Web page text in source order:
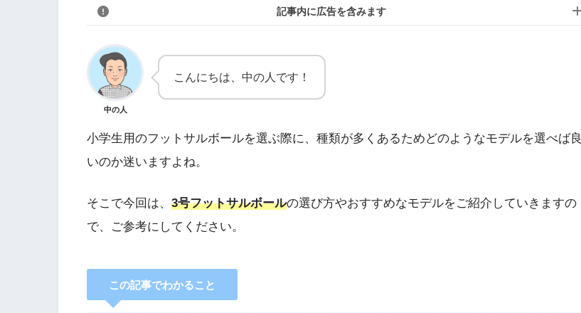
記事内に広告を含みます
中の人
こんにちは、中の人です！
小学生用のフットサルボールを選ぶ際に、種類が多くあるためどのようなモデルを選べば良
いのか迷いますよね。
そこで今回は、 3号フットサルボールの選び方やおすすめなモデルをご紹介していきますの
で、ご参考にしてください。
この記事でわかること